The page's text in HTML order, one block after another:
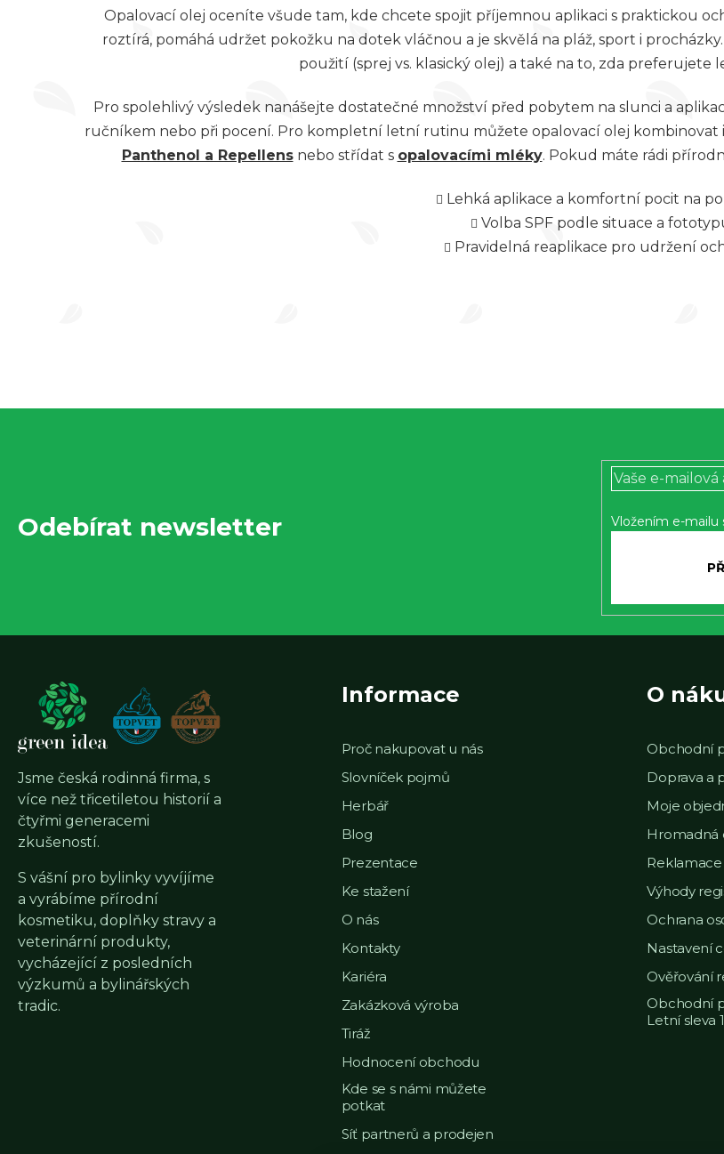
v
l
á
d
a
c
í
p
r
i
u
Opalovací olej oceníte všude tam, kde chcete spojit příjemnou aplikaci s praktickou
roztírá, pomáhá udržet pokožku na dotek vláčnou a je skvělá na pláž, sport i
použití (sprej vs. klasický olej) a také na to, zda preferujete
Pro spolehlivý výsledek nanášejte dostatečné množství před pobytem na slunci a
ručníkem nebo při pocení. Pro kompletní letní rutinu můžete opalovací olej kombinovat
Panthenol a Repellensnebo střídat s opalovacími mléky. Pokud máte rádi
Lehká aplikace a komfortní pocit na
Volba SPF podle situace a
Pravidelná reaplikace pro udržení
Odebírat newsletter Vložením e-mailu
Jsme česká rodinná firma, s
více než třicetiletou historií a
čtyřmi generacemi
zkušeností.
S vášní pro bylinky vyvíjíme
a vyrábíme přírodní
kosmetiku, doplňky stravy a
veterinární produkty,
vycházející z posledních
výzkumů a bylinářských
tradic.
Informace
Proč nakupovat u nás
Slovníček pojmů
Herbář
Blog
Prezentace
Ke stažení
O nás
Kontakty
Kariéra
Zakázková výroba
Tiráž
Hodnocení obchodu
Kde se s námi můžete
potkat
Síť partnerů a prodejen
O
Obchodní
Doprava a
Moje
Hromadná
Reklamace
Výhody
Ochrana
Nastavení
Ověřování
Obchodní
Letní sleva